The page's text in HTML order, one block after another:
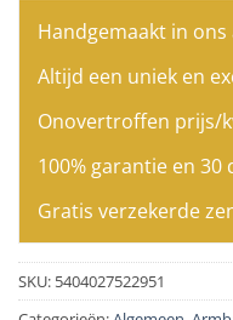
Handgemaakt in
Altijd een uniek en
Onovertroffen prijs/
100% garantie en
Gratis verzekerde
SKU: 5404027522951